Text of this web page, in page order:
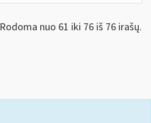
Rodoma nuo 61 iki 76 iš 76 irašų.